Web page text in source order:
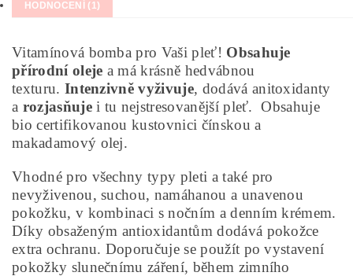
HODNOCENÍ (1)
Vitamínová bomba pro Vaši pleť! Obsahuje
přírodní oleje a má krásně hedvábnou
texturu. Intenzivně vyživuje, dodává anitoxidanty
a rozjasňujei tu nejstresovanější pleť. Obsahuje
bio certifikovanou kustovnici čínskou a
makadamový olej.
Vhodné pro všechny typy pleti a také pro
nevyživenou, suchou, namáhanou a unavenou
pokožku, v kombinaci s nočním a denním krémem.
Díky obsaženým antioxidantům dodává pokožce
extra ochranu. Doporučuje se použít po vystavení
pokožky slunečnímu záření, během zimního